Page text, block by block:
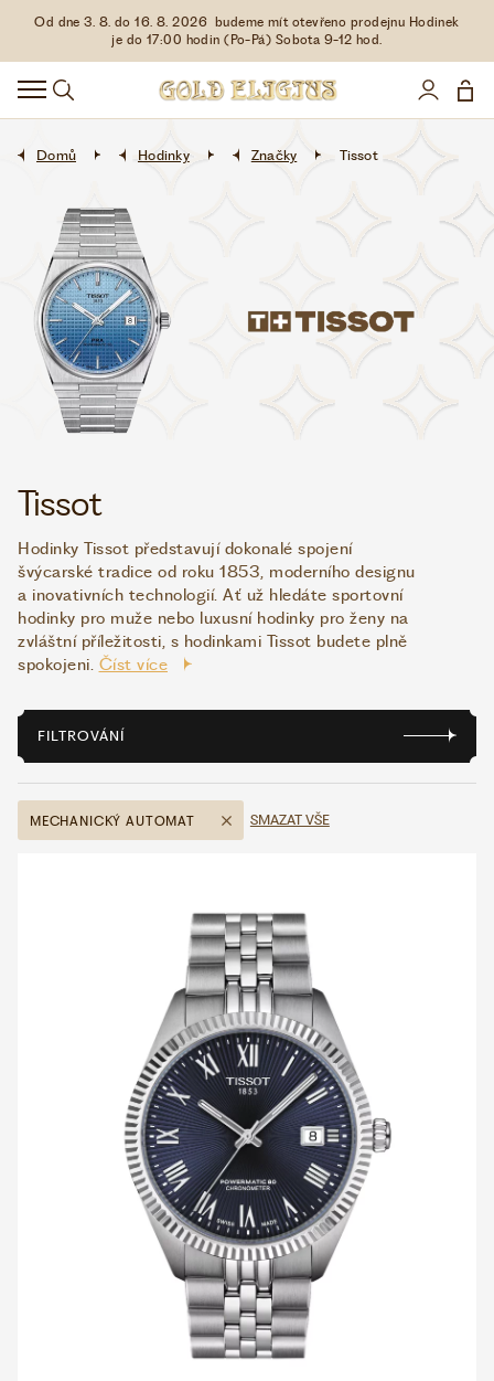
Od dne 3. 8. do 16. 8. 2026 budeme mít otevřeno prodejnu Hodinek
je do 17:00 hodin (Po-Pá) Sobota 9-12 hod.
HODINKY
DOPLŇKY
ŠPERKY
AKCE
LIMITOVANÉ EDICE
LÁSKA ❤
VŠE O NÁKUPU
WHATSAPP VIBER
VOLEJTE 9:00–18:00 +420 775 138 346
CZK EUR
Domů Hodinky Značky Tissot
Tissot
Hodinky Tissot představují dokonalé spojení
švýcarské tradice od roku 1853, moderního designu
a inovativních technologií. Ať už hledáte sportovní
hodinky pro muže nebo luxusní hodinky pro ženy na
zvláštní příležitosti, s hodinkami Tissot budete plně
spokojeni. Číst více
FILTROVÁNÍ
MECHANICKÝ AUTOMAT SMAZAT VŠE